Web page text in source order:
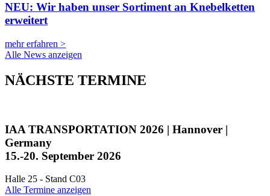
NEU: Wir haben unser Sortiment an Knebelketten
erweitert
mehr erfahren >
Alle News anzeigen
NÄCHSTE TERMINE
IAA TRANSPORTATION 2026 | Hannover |
Germany
15.-20. September 2026
Halle 25 - Stand C03
Alle Termine anzeigen